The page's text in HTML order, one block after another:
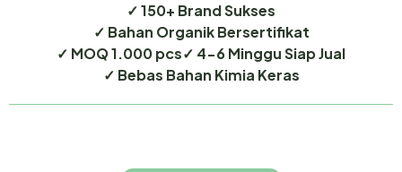
✓ 150+ Brand Sukses
✓ Bahan Organik Bersertifikat
✓ MOQ 1.000 pcs✓ 4-6 Minggu Siap Jual
✓ Bebas Bahan Kimia Keras